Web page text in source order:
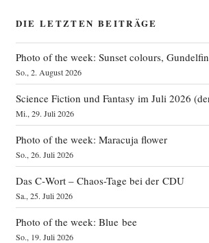
DIE LETZTEN BEITRÄGE
Photo of the week: Sunset colours,
So., 2. August 2026
Science Fiction und Fantasy im Juli 2026
Mi., 29. Juli 2026
Photo of the week: Maracuja flower
So., 26. Juli 2026
Das C‑Wort – Chaos-Tage bei der CDU
Sa., 25. Juli 2026
Photo of the week: Blue bee
So., 19. Juli 2026